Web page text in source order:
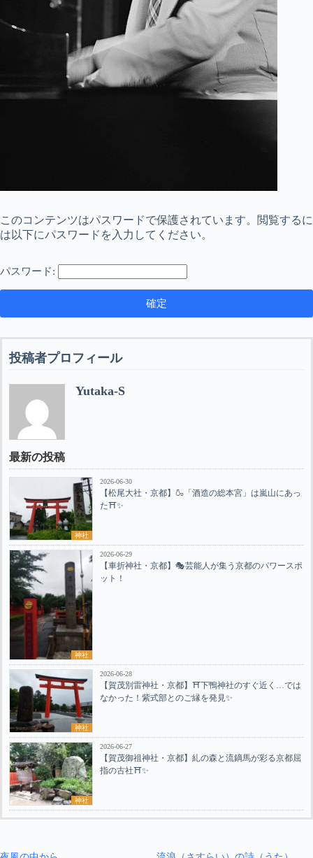
このコンテンツはパスワードで保護されています。閲覧するに
は以下にパスワードを入力してください。
パスワード:
投稿者プロフィール
Yutaka-S
最新の投稿
神社
2026-06-30
【松尾大社・京都】🍶「酒造の総本宮」は嵐山にあっ
た⛩️✨
神社
2026-06-29
【車折神社・京都】🎭芸能人が集う京都のパワースポ
ット！
神社
2026-06-28
【賀茂別雷神社・京都】⛩️下鴨神社のすぐ近く…では
なかった！紫式部とのご縁を発見✨
神社
2026-06-27
【賀茂御祖神社・京都】糺の森と流鏑馬が彩る京都屈
指の古社⛩️✨